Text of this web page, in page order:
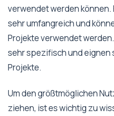
verwendet werden können.
sehr umfangreich und
Projekte verwendet
sehr spezifisch und eignen
Projekte.
Um den größtmöglichen
ziehen, ist es wichtig zu